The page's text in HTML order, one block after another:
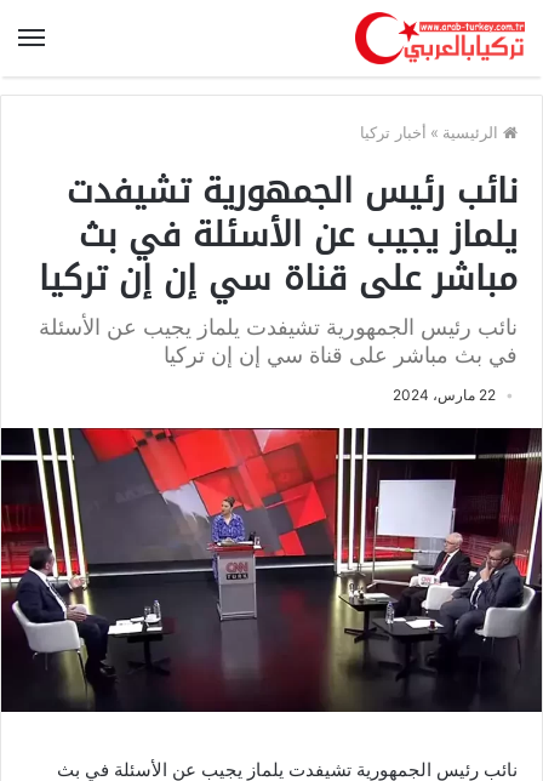
الرئيسية » أخبار تركيا
نائب رئيس الجمهورية تشيفدت
يلماز يجيب عن الأسئلة في بث
مباشر على قناة سي إن إن تركيا
نائب رئيس الجمهورية تشيفدت يلماز يجيب عن الأسئلة
في بث مباشر على قناة سي إن إن تركيا
22 مارس، 2024
نائب رئيس الجمهورية تشيفدت يلماز يجيب عن الأسئلة في بث